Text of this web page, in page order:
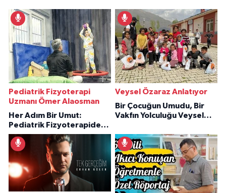
Pediatrik Fizyoterapi
Uzmanı Ömer Alaosman
Her Adım Bir Umut:
Pediatrik Fizyoterapiden
İlham Veren Hikâyeler
Veysel Özaraz Anlatıyor
Bir Çocuğun Umudu, Bir
Vakfın Yolculuğu Veysel